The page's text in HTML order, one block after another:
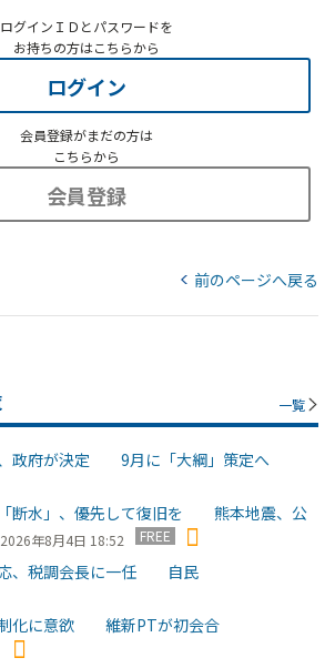
ログインＩＤとパスワードを
お持ちの方はこちらから
ログイン
会員登録がまだの方は
こちらから
会員登録
前のページへ戻る
一覧
政府が決定 9月に「大綱」策定へ
断水」、優先して復旧を 熊本地震、公
2026年8月4日 18:52 FREE
応、税調会長に一任 自民
制化に意欲 維新PTが初会合